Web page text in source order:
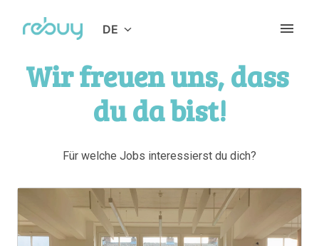
Inhalt
Startseite DE
Wir freuen uns, dass
du da bist!
Für welche Jobs interessierst du dich?